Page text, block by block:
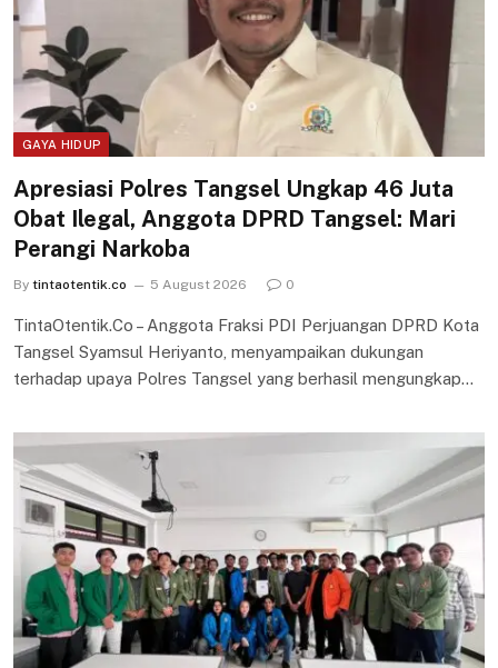
GAYA HIDUP
Apresiasi Polres Tangsel Ungkap 46 Juta
Obat Ilegal, Anggota DPRD Tangsel: Mari
Perangi Narkoba
By tintaotentik.co 5 August 2026 0
TintaOtentik.Co – Anggota Fraksi PDI Perjuangan DPRD Kota
Tangsel Syamsul Heriyanto, menyampaikan dukungan
terhadap upaya Polres Tangsel yang berhasil mengungkap…